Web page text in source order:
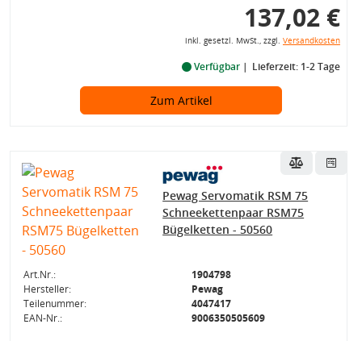
137,02 €
inkl. gesetzl. MwSt., zzgl. Versandkosten
Verfügbar Lieferzeit: 1-2 Tage
Zum Artikel
Pewag Servomatik RSM 75
Schneekettenpaar RSM75
Bügelketten - 50560
Art.Nr.:
1904798
Hersteller:
Pewag
Teilenummer:
4047417
EAN-Nr.:
9006350505609